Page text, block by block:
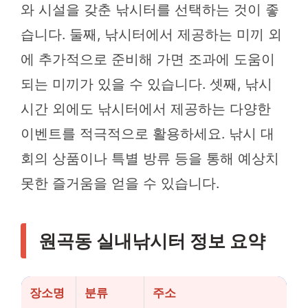
와 시설을 갖춘 낚시터를 선택하는 것이 좋
습니다. 둘째, 낚시터에서 제공하는 미끼 외
에 추가적으로 준비해 가면 조과에 도움이
되는 미끼가 있을 수 있습니다. 셋째, 낚시
시간 외에도 낚시터에서 제공하는 다양한
이벤트를 적극적으로 활용하세요. 낚시 대
회의 상품이나 특별 방류 등을 통해 예상치
못한 즐거움을 얻을 수 있습니다.
원곡동 실내낚시터 정보 요약
장소명 분류 주소